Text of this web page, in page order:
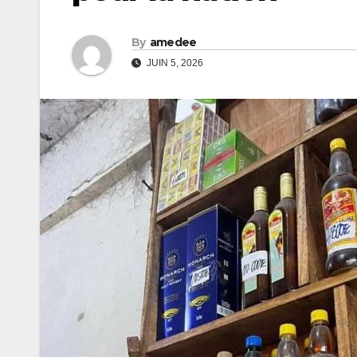
By amedee
JUIN 5, 2026